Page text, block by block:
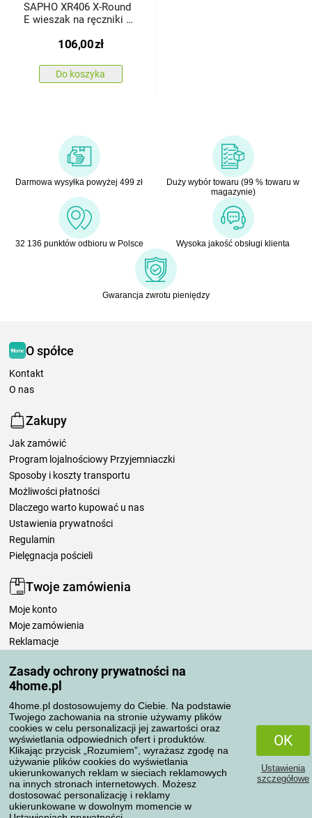
Zasady ochrony prywatności na
4home.pl
4home.pl dostosowujemy do Ciebie. Na podstawie
Twojego zachowania na stronie używamy plików
cookies w celu personalizacji jej zawartości oraz
wyświetlania odpowiednich ofert i produktów.
Klikając przycisk „Rozumiem”, wyrażasz zgodę na
używanie plików cookies do wyświetlania
ukierunkowanych reklam w sieciach reklamowych
na innych stronach internetowych. Możesz
dostosować personalizację i reklamy
ukierunkowane w dowolnym momencie w
OK
Ustawienia
szczegółowe
SAPHO XR406 X-Round
E wieszak na ręczniki 35
106,00zł
Do koszyka
Darmowa wysyłka powyżej 499 zł
Duży wybór towaru (99 % towaru w
magazynie)
32 136 punktów odbioru w Polsce Wysoka jakość obsługi klienta
Gwarancja zwrotu pieniędzy
O spółce
Kontakt
O nas
Zakupy
Jak zamówić
Program lojalnościowy Przyjemniaczki
Sposoby i koszty transportu
Możliwości płatności
Dlaczego warto kupować u nas
Ustawienia prywatności
Regulamin
Pielęgnacja pościeli
Twoje zamówienia
Moje konto
Moje zamówienia
Reklamacje
Zasady przetwarzania recenzji
Sposoby transportu
Metody płatności
Niezawodny sklep